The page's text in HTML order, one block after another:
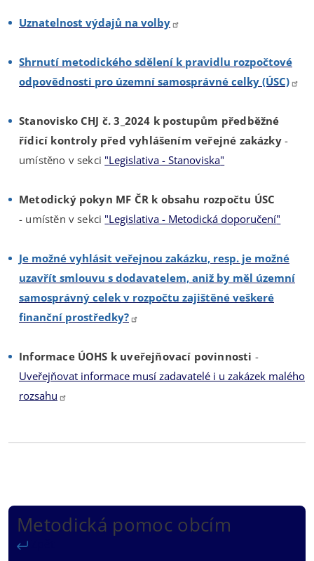
Metodická pomoc obcím
Uznatelnost výdajů na volby
Shrnutí metodického sdělení k pravidlu rozpočtové
odpovědnosti pro územní samosprávné celky (ÚSC)
Stanovisko CHJ č. 3_2024 k postupům předběžné
řídicí kontroly před vyhlášením veřejné zakázky-
umístěno v sekci "Legislativa - Stanoviska"
Metodický pokyn MF ČR k obsahu rozpočtu ÚSC
- umístěn v sekci "Legislativa - Metodická doporučení"
Je možné vyhlásit veřejnou zakázku, resp. je možné
uzavřít smlouvu s dodavatelem, aniž by měl územní
samosprávný celek v rozpočtu zajištěné veškeré
finanční prostředky?
Informace ÚOHS k uveřejňovací povinnosti -
Uveřejňovat informace musí zadavatelé i u zakázek malého
rozsahu